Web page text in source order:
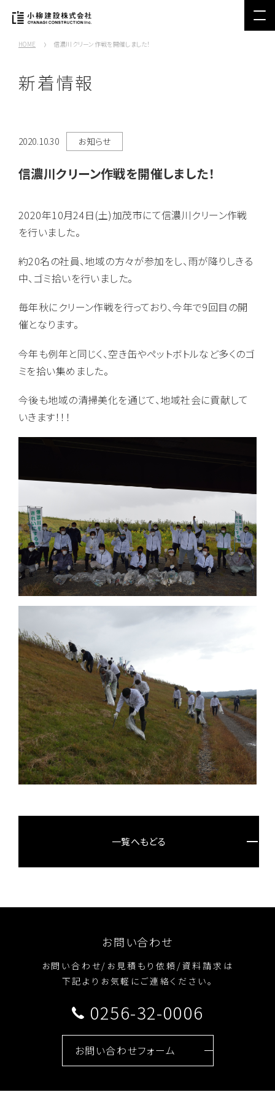
HOME 信濃川クリーン作戦を開催しました！
新着情報
2020.10.30 お知らせ
信濃川クリーン作戦を開催しました！
2020年10月24日(土)加茂市にて信濃川クリーン作戦
を行いました。
約20名の社員、地域の方々が参加をし、雨が降りしきる
中、ゴミ拾いを行いました。
毎年秋にクリーン作戦を行っており、今年で9回目の開
催となります。
今年も例年と同じく、空き缶やペットボトルなど多くのゴ
ミを拾い集めました。
今後も地域の清掃美化を通じて、地域社会に貢献して
いきます！！！
一覧へもどる
お問い合わせ
お問い合わせ/お見積もり依頼/資料請求は
下記よりお気軽にご連絡ください。
0256-32-0006
お問い合わせフォーム